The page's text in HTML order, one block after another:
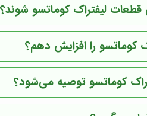
لیفتراک کوماتسو شوند؟
کوماتسو را افزایش دهم؟
کوماتسو توصیه می‌شود؟